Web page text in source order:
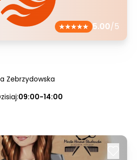
5.00/5
Zebrzydowska
09:00-14:00